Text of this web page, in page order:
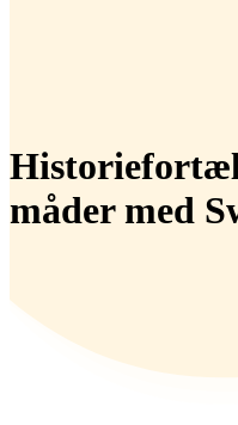
måder med